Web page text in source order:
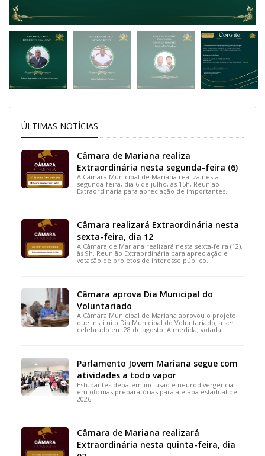
ÚLTIMAS NOTÍCIAS
Câmara de Mariana realiza
Extraordinária nesta segunda-feira (6)
A Câmara Municipal de Mariana realiza nesta
segunda-feira, dia 6 de julho, às 15h, Reunião
Extraordinária para apreciação de importantes
projetos de interesse do município.
Câmara realizará Extraordinária nesta
sexta-feira, dia 12
A Câmara de Mariana realizará nesta sexta-feira (12),
às 9h, Reunião Extraordinária para apreciação e
votação de projetos de interesse público.
Câmara aprova Dia Municipal do
Voluntariado
A Câmara Municipal de Mariana aprovou o projeto
que institui o Dia Municipal do Voluntariado, a ser
celebrado em 28 de agosto. A medida, votada
durante a 15ª Reunião Ordinária, busca reconhecer
Parlamento Jovem Mariana segue com
atividades a todo vapor
Estudantes debatem inclusão e neurodivergência
em oficinas preparatórias para a etapa estadual de
2026.
Câmara de Mariana realizará
Extraordinária nesta quinta-feira, dia